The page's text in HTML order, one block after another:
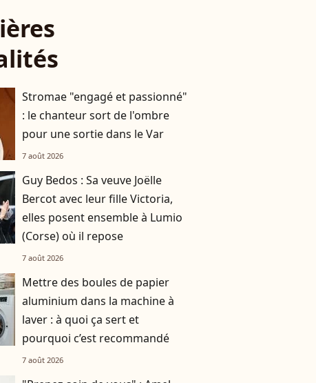
Stromae "engagé et passionné"
: le chanteur sort de l'ombre
pour une sortie dans le Var
7 août 2026
Guy Bedos : Sa veuve Joëlle
Bercot avec leur fille Victoria,
elles posent ensemble à Lumio
(Corse) où il repose
7 août 2026
Mettre des boules de papier
aluminium dans la machine à
laver : à quoi ça sert et
pourquoi c’est recommandé
7 août 2026